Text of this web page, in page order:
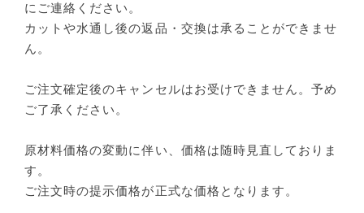
にご連絡ください。
カットや水通し後の返品・交換は承ることができませ
ん。
ご注文確定後のキャンセルはお受けできません。予め
ご了承ください。
原材料価格の変動に伴い、価格は随時見直しておりま
す。
ご注文時の提示価格が正式な価格となります。